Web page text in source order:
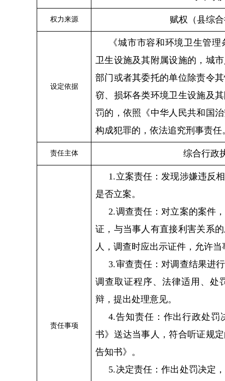
权力来源 赋权（县综
设定依据
《城市市容和环境卫生管
卫生设施及其附属设施的，城
部门或者其委托的单位除责令
窃、损坏各类环境卫生设施及
罚的，依照《中华人民共和国
构成犯罪的，依法追究刑事责任
责任主体 综合行政
责任事项
1.立案责任：发现涉嫌违反
是否立案。
2.调查责任：对立案的案件
证，与当事人有直接利害关系
人，调查时应出示证件，允许
3.审查责任：对调查结果进
调查取证程序、法律适用、处
辩，提出处理意见。
4.告知责任：作出行政处罚
书》送达当事人，符合听证规
告知书》。
5.决定责任：作出处罚决定